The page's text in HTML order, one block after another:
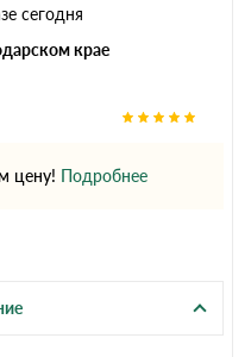
сегодня
крае
цену! Подробнее